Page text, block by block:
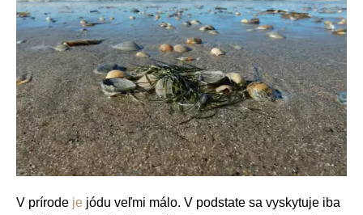
V prírode je jódu veľmi málo. V podstate sa vyskytuje iba